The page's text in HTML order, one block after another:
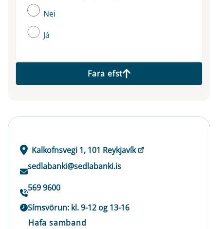
Nei
Já
Fara efst
Kalkofnsvegi 1, 101 Reykjavík
sedlabanki@sedlabanki.is
569 9600
Símsvörun: kl. 9-12 og 13-16
Hafa samband